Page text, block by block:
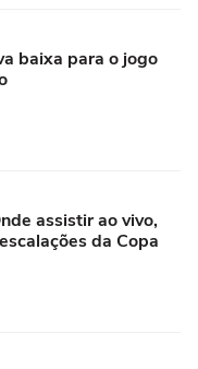
baixa para o jogo
assistir ao vivo,
da Copa